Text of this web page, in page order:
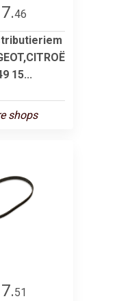
46
15...
shops
51